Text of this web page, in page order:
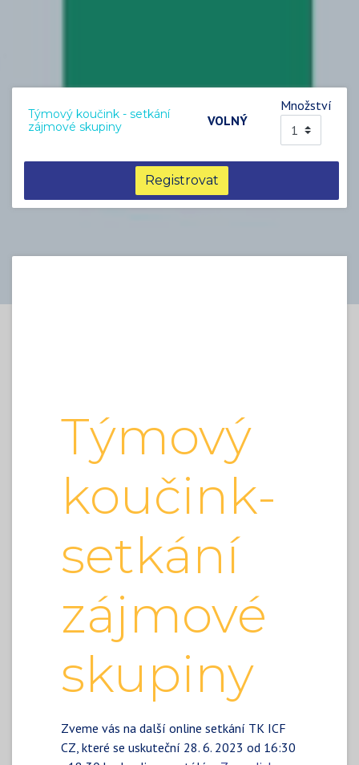
Týmový koučink - setkání
zájmové skupiny
VOLNÝ
Množství
Registrovat
Týmový
koučink-
setkání
zájmové
skupiny
Zveme vás na další online setkání TK ICF
CZ, které se uskuteční 28. 6. 2023 od 16:30